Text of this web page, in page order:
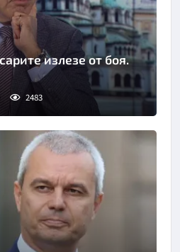
излезе от боя.
2483